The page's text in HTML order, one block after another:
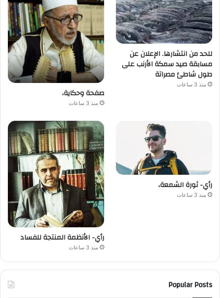
للحد من انتشارها. الإعلان عن
مسابقة صيد سمكة الأرنب على
طول شاطئ مصراتة
منذ 3 ساعات
صفحة وحكاية،
منذ 3 ساعات
رأي- ثورة الشمعة،
منذ 3 ساعات
رأي- الأنظمة المنتجة للفساد
منذ 3 ساعات
Popular Posts